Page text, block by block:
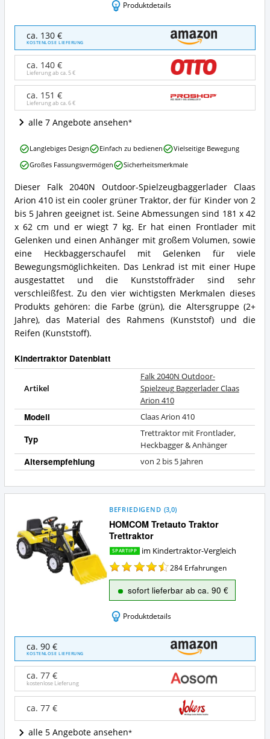
Produktdetails
2040N
Outdoor-
Spielzeug
Baggerlader
Claas
Arion
410
Angebote:
Wo
dieser
Kindertraktor
erhältlich?
ca. 130 €
KOSTENLOSE LIEFERUNG
ca. 140 €
Lieferung ab ca.5 €
ca. 151 €
Lieferung ab ca.6 €
alle 7 Angebote ansehen
Falk
2040N
Outdoor-
Spielzeug
Baggerlader
Claas
Arion
410
Zusammenfassung:
Was
bietet
dieser
Kindertraktor?
Dieser Falk 2040N Outdoor-Spielzeugbaggerlader Claas
Arion 410 ist ein cooler grüner Traktor, der für Kinder von 2
bis 5 Jahren geeignet ist. Seine Abmessungen sind 181 x 42
x 62 cm und er wiegt 7 kg. Er hat einen Frontlader mit
Gelenken und einen Anhänger mit großem Volumen, sowie
eine Heckbaggerschaufel mit Gelenken für viele
Bewegungsmöglichkeiten. Das Lenkrad ist mit einer Hupe
ausgestattet und die Kunststoffräder sind sehr
verschleißfest. Zu den vier wichtigsten Merkmalen dieses
Produkts gehören: die Farbe (grün), die Altersgruppe (2+
Jahre), das Material des Rahmens (Kunststof) und die
Reifen (Kunststoff).
Kindertraktor Datenblatt
Artikel
Falk 2040N Outdoor-
Spielzeug Baggerlader Claas
Arion 410
Modell Claas Arion 410
Typ
Trettraktor mit Frontlader,
Heckbagger & Anhänger
Altersempfehlung von 2 bis 5 Jahren
Falk
2040N
Outdoor-
Baggerlader
Claas
Arion
410
Vorteile:
Was
spricht
für
diesen
Kindertraktor?
Langlebiges Design Einfach zu bedienen
Vielseitige Bewegung
Großes Fassungsvermögen
Sicherheitsmerkmale
HOMCOM Tretauto Traktor
Trettraktor
BEFRIEDIGEND (3,0)
SPARTIPP im Kindertraktor-Vergleich
284 Erfahrungen
sofort lieferbar ab ca. 90 €
Produktdetails
HOMCOM
Tretauto
Traktor
Trettraktor
Angebote:
Wo
Kindertraktor
ca. 90 €
KOSTENLOSE LIEFERUNG
ca. 77 €
kostenlose Lieferung
ca. 77 €
alle 5 Angebote ansehen